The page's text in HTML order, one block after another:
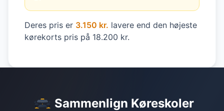
Deres pris er 3.150 kr. lavere end den højeste
kørekorts pris på 18.200 kr.
Sammenlign Køreskoler